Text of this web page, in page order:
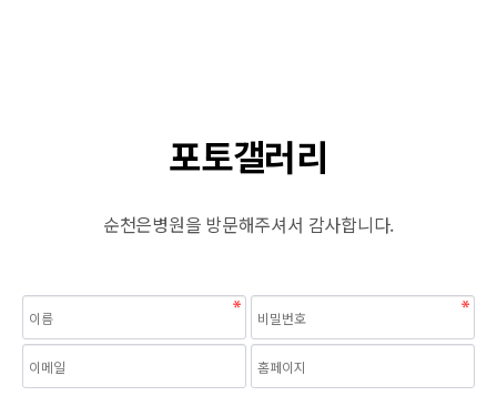
포토갤러리
순천은병원을 방문해주셔서 감사합니다.